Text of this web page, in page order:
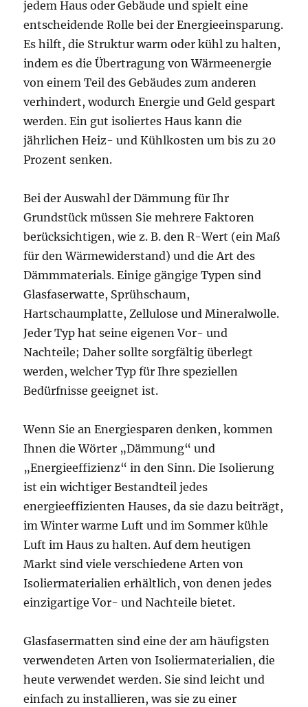
jedem Haus oder Gebäude und spielt eine
entscheidende Rolle bei der Energieeinsparung.
Es hilft, die Struktur warm oder kühl zu halten,
indem es die Übertragung von Wärmeenergie
von einem Teil des Gebäudes zum anderen
verhindert, wodurch Energie und Geld gespart
werden. Ein gut isoliertes Haus kann die
jährlichen Heiz- und Kühlkosten um bis zu 20
Prozent senken.
Bei der Auswahl der Dämmung für Ihr
Grundstück müssen Sie mehrere Faktoren
berücksichtigen, wie z. B. den R-Wert (ein Maß
für den Wärmewiderstand) und die Art des
Dämmmaterials. Einige gängige Typen sind
Glasfaserwatte, Sprühschaum,
Hartschaumplatte, Zellulose und Mineralwolle.
Jeder Typ hat seine eigenen Vor- und
Nachteile; Daher sollte sorgfältig überlegt
werden, welcher Typ für Ihre speziellen
Bedürfnisse geeignet ist.
Wenn Sie an Energiesparen denken, kommen
Ihnen die Wörter „Dämmung“ und
„Energieeffizienz“ in den Sinn. Die Isolierung
ist ein wichtiger Bestandteil jedes
energieeffizienten Hauses, da sie dazu beiträgt,
im Winter warme Luft und im Sommer kühle
Luft im Haus zu halten. Auf dem heutigen
Markt sind viele verschiedene Arten von
Isoliermaterialien erhältlich, von denen jedes
einzigartige Vor- und Nachteile bietet.
Glasfasermatten sind eine der am häufigsten
verwendeten Arten von Isoliermaterialien, die
heute verwendet werden. Sie sind leicht und
einfach zu installieren, was sie zu einer